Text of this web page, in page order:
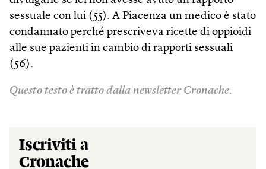
sessuale con lui ( 55). A Piacenza un medico è stato
condannato perché prescriveva ricette di oppioidi
alle sue pazienti in cambio di rapporti sessuali
( 56).
Questo testo è tratto dalla newsletter Cronache.
Iscriviti a
Cronache